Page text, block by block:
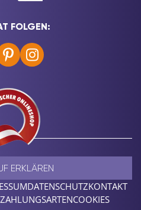
FOLGEN:
DATENSCHUTZKONTAKT
ZAHLUNGSARTENCOOKIES
ERKLÄREN